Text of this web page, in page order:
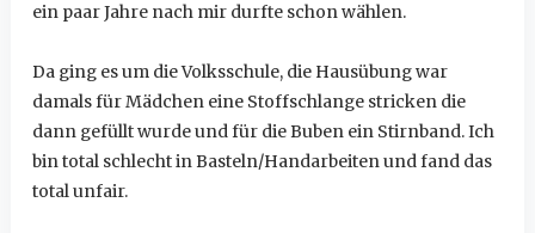
ein paar Jahre nach mir durfte schon wählen.
Da ging es um die Volksschule, die Hausübung war
damals für Mädchen eine Stoffschlange stricken die
dann gefüllt wurde und für die Buben ein Stirnband. Ich
bin total schlecht in Basteln/Handarbeiten und fand das
total unfair.